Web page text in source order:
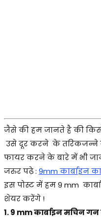
जैसे की हम जानते है की
उसे दूर करने के तरिकजन्ने
फायर करने के बारे में भी
जरुर पढ़े : 9mm कार्बाइन
इस पोस्ट में हम 9 mm
शेयर करेंगे !
1. 9 mm कार्बाइन मचिन